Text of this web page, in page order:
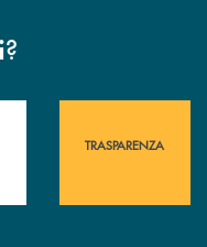
?
filiali&nbsp; di Banca
assistenza immediata?
TRASPARENZA